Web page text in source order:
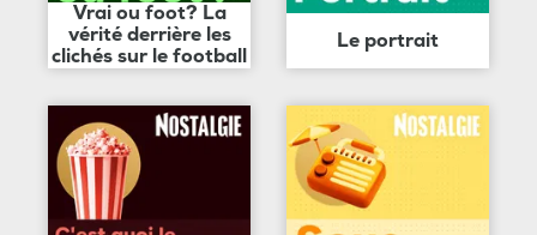
Vrai ou foot? La
vérité derrière les
clichés sur le football
Le portrait